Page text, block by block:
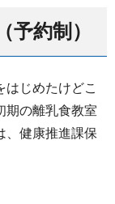
約制）
じめたけどこ
期の離乳食教室
、健康推進課保